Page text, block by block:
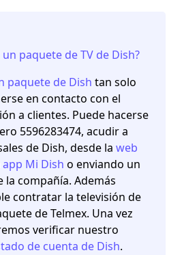
paquete de TV de Dish?
paquete de Dish tan solo
en contacto con el
a clientes. Puede hacerse
5596283474, acudir a
de Dish, desde la web
app Mi Dish o enviando un
la compañía. Además
contratar la televisión de
de Telmex. Una vez
verificar nuestro
de cuenta de Dish.